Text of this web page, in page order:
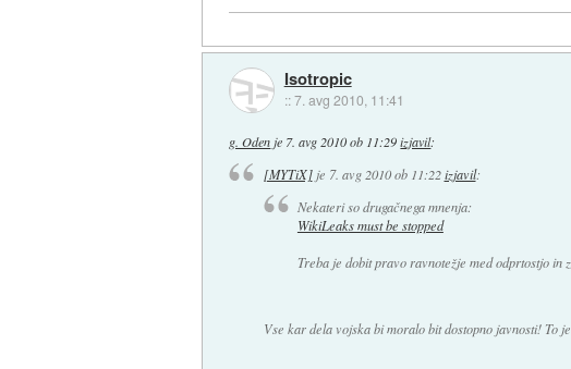
Isotropic
::7. avg 2010, 11:41
g. Oden je 7. avg 2010 ob 11:29 izjavil:
[MYTiX]je 7. avg 2010 ob 11:22 izjavil:
Nekateri so drugačnega mnenja:
WikiLeaks must be stopped
Treba je dobit pravo ravnotežje med odprtostjo in
Vse kar dela vojska bi moralo bit dostopno javnosti! To